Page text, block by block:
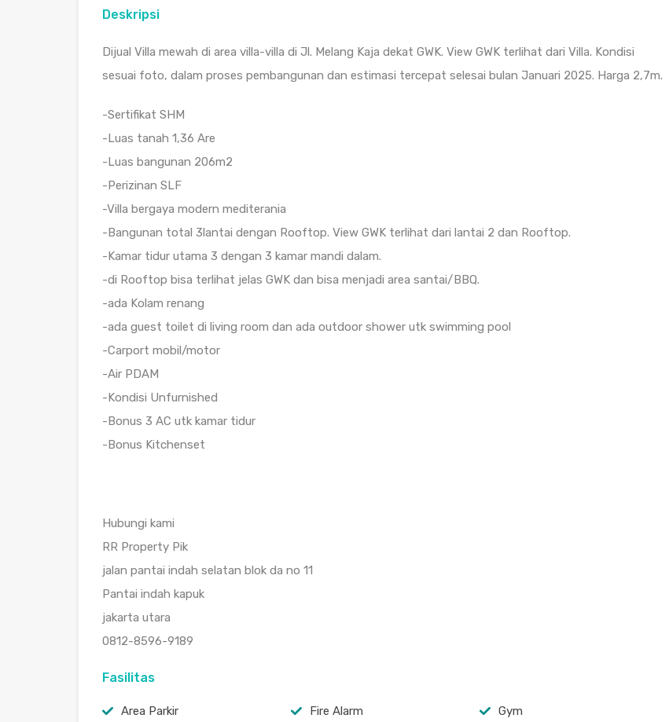
Deskripsi
Dijual Villa mewah di area villa-villa di Jl. Melang Kaja dekat GWK. View GWK terlihat dari Villa. Kondisi
sesuai foto, dalam proses pembangunan dan estimasi tercepat selesai bulan Januari 2025. Harga 2,7m.
-Sertifikat SHM
-Luas tanah 1,36 Are
-Luas bangunan 206m2
-Perizinan SLF
-Villa bergaya modern mediterania
-Bangunan total 3lantai dengan Rooftop. View GWK terlihat dari lantai 2 dan Rooftop.
-Kamar tidur utama 3 dengan 3 kamar mandi dalam.
-di Rooftop bisa terlihat jelas GWK dan bisa menjadi area santai/BBQ.
-ada Kolam renang
-ada guest toilet di living room dan ada outdoor shower utk swimming pool
-Carport mobil/motor
-Air PDAM
-Kondisi Unfurnished
-Bonus 3 AC utk kamar tidur
-Bonus Kitchenset
Hubungi kami
RR Property Pik
jalan pantai indah selatan blok da no 11
Pantai indah kapuk
jakarta utara
0812-8596-9189
Fasilitas
Area Parkir Fire Alarm Gym